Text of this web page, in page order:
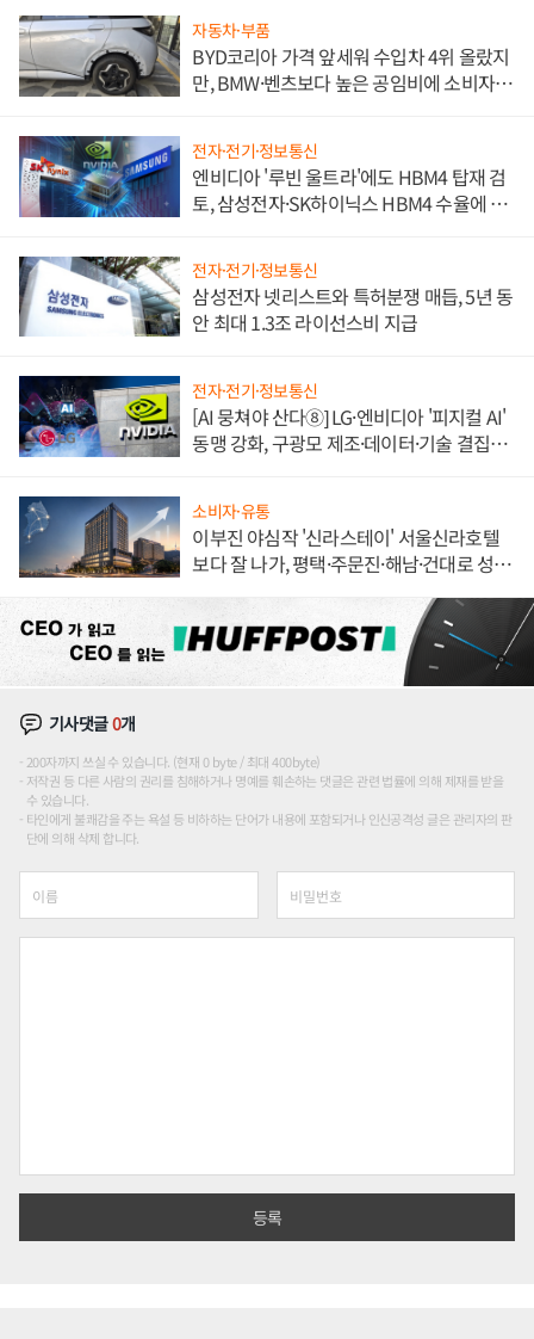
자동차·부품
BYD코리아 가격 앞세워 수입차 4위 올랐지
만, BMW·벤츠보다 높은 공임비에 소비자
전자·전기·정보통신
엔비디아 '루빈 울트라'에도 HBM4 탑재 검
토, 삼성전자·SK하이닉스 HBM4 수율에 주
전자·전기·정보통신
삼성전자 넷리스트와 특허분쟁 매듭, 5년 동
안 최대 1.3조 라이선스비 지급
전자·전기·정보통신
[AI 뭉쳐야 산다⑧] LG·엔비디아 '피지컬 AI'
동맹 강화, 구광모 제조·데이터·기술 결집
소비자·유통
이부진 야심작 '신라스테이' 서울신라호텔
보다 잘 나가, 평택·주문진·해남·건대로 성
기사댓글0개
200자까지 쓰실 수 있습니다. (현재 0 byte / 최대 400byte)
저작권 등 다른 사람의 권리를 침해하거나 명예를 훼손하는 댓글은 관련 법률에 의해 제재를 받을
수 있습니다.
타인에게 불쾌감을 주는 욕설 등 비하하는 단어가 내용에 포함되거나 인신공격성 글은 관리자의 판
단에 의해 삭제 합니다.